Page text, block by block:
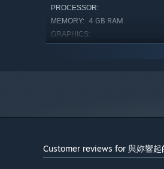
PROCESSOR:
MEMORY: 4 GB RAM
GRAPHICS:
Customer reviews for 與妳響